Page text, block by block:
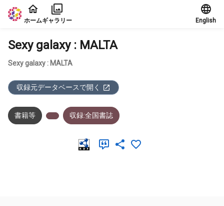
本文に飛ぶ
ホームギャラリー English
Sexy galaxy : MALTA
Sexy galaxy : MALTA
収録元データベースで開く
書籍等 収録:全国書誌